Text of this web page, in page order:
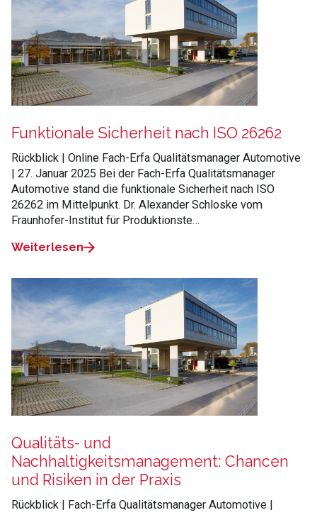
Funktionale Sicherheit nach ISO 26262
Rückblick | Online Fach-Erfa Qualitätsmanager Automotive
| 27. Januar 2025 Bei der Fach-Erfa Qualitätsmanager
Automotive stand die funktionale Sicherheit nach ISO
26262 im Mittelpunkt. Dr. Alexander Schloske vom
Fraunhofer-Institut für Produktionste…
Weiterlesen
Qualitäts- und
Nachhaltigkeitsmanagement: Chancen
und Risiken in der Praxis
Rückblick | Fach-Erfa Qualitätsmanager Automotive |